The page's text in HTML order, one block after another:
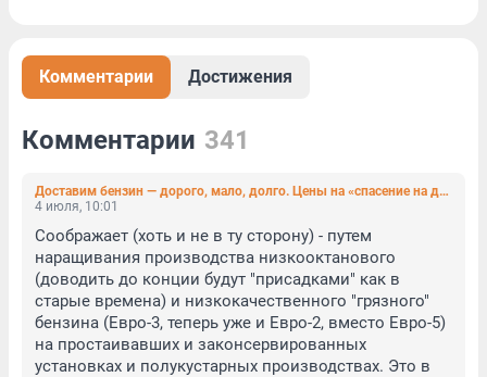
Комментарии Достижения
Комментарии 341
Доставим бензин — дорого, мало, долго. Цены на «спасение на дороге» взлетели из-за ситуации на АЗС
4 июля, 10:01
Соображает (хоть и не в ту сторону) - путем
наращивания производства низкооктанового
(доводить до конции будут "присадками" как в
старые времена) и низкокачественного "грязного"
бензина (Евро-3, теперь уже и Евро-2, вместо Евро-5)
на простаивавших и законсервированных
установках и полукустарных производствах. Это в